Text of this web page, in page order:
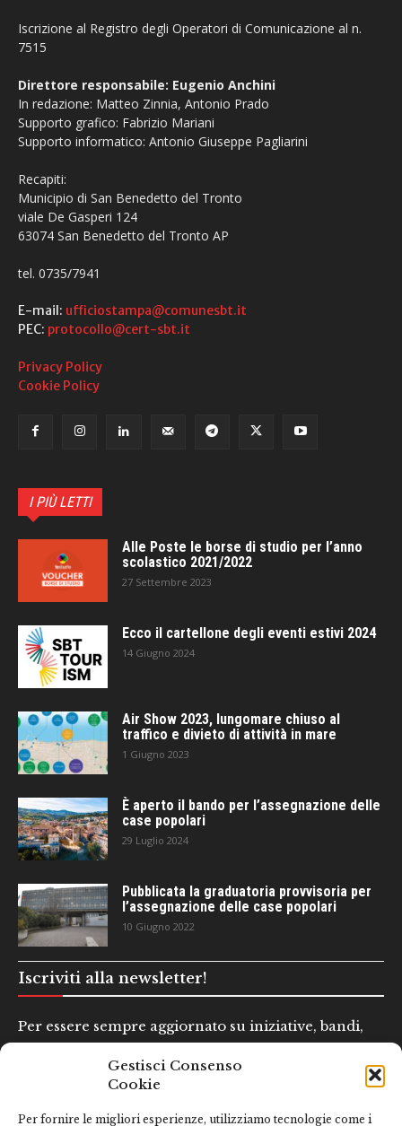
Gestisci Consenso
Cookie
Per fornire le migliori esperienze, utilizziamo tecnologie come i
Iscrizione al Registro degli Operatori di Comunicazione al n.
7515
Direttore responsabile: Eugenio Anchini
In redazione: Matteo Zinnia, Antonio Prado
Supporto grafico: Fabrizio Mariani
Supporto informatico: Antonio Giuseppe Pagliarini
Recapiti:
Municipio di San Benedetto del Tronto
viale De Gasperi 124
63074 San Benedetto del Tronto AP
tel. 0735/7941
E-mail: ufficiostampa@comunesbt.it
PEC: protocollo@cert-sbt.it
Privacy Policy
Cookie Policy
I PIÙ LETTI
Alle Poste le borse di studio per l’anno
scolastico 2021/2022
27 Settembre 2023
Ecco il cartellone degli eventi estivi 2024
14 Giugno 2024
Air Show 2023, lungomare chiuso al
traffico e divieto di attività in mare
1 Giugno 2023
È aperto il bando per l’assegnazione delle
case popolari
29 Luglio 2024
Pubblicata la graduatoria provvisoria per
l’assegnazione delle case popolari
10 Giugno 2022
Iscriviti alla newsletter!
Per essere sempre aggiornato su iniziative, bandi,